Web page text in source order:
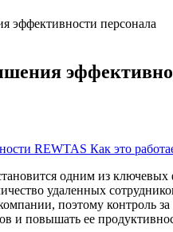
эффективности персонала
REWTAS Как это
одним из
удаленных
поэтому контроль
и повышать ее